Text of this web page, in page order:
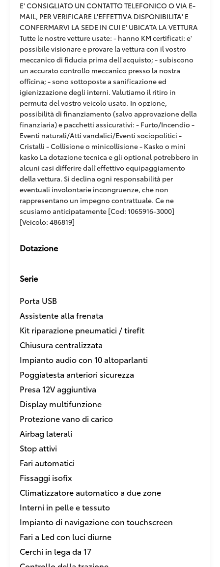
E' CONSIGLIATO UN CONTATTO TELEFONICO O VIA E-
MAIL, PER VERIFICARE L'EFFETTIVA DISPONIBILITA' E
CONFERMARVI LA SEDE IN CUI E' UBICATA LA VETTURA
Tutte le nostre vetture usate: - hanno KM certificati: e'
possibile visionare e provare la vettura con il vostro
meccanico di fiducia prima dell'acquisto; - subiscono
un accurato controllo meccanico presso la nostra
officina; - sono sottoposte a sanificazione ed
igienizzazione degli interni. Valutiamo il ritiro in
permuta del vostro veicolo usato. In opzione,
possibilità di finanziamento (salvo approvazione della
finanziaria) e pacchetti assicurativi: - Furto/Incendio -
Eventi naturali/Atti vandalici/Eventi sociopolitici -
Cristalli - Collisione o minicollisione - Kasko o mini
kasko La dotazione tecnica e gli optional potrebbero in
alcuni casi differire dall'effettivo equipaggiamento
della vettura. Si declina ogni responsabilità per
eventuali involontarie incongruenze, che non
rappresentano un impegno contrattuale. Ce ne
scusiamo anticipatamente [Cod: 1065916-3000]
[Veicolo: 486819]
Dotazione
Serie
Porta USB
Assistente alla frenata
Kit riparazione pneumatici / tirefit
Chiusura centralizzata
Impianto audio con 10 altoparlanti
Poggiatesta anteriori sicurezza
Presa 12V aggiuntiva
Display multifunzione
Protezione vano di carico
Airbag laterali
Stop attivi
Fari automatici
Fissaggi isofix
Climatizzatore automatico a due zone
Interni in pelle e tessuto
Impianto di navigazione con touchscreen
Fari a Led con luci diurne
Cerchi in lega da 17